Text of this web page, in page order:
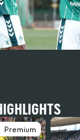
Premium